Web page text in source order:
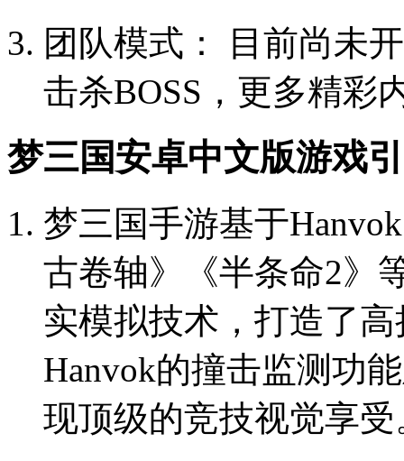
团队模式： 目前尚未
击杀BOSS，更多精彩
梦三国安卓中文版游戏
梦三国手游基于
古卷轴》《半条命2》
实模拟技术，打造了
Hanvok的撞击监测功
现顶级的竞技视觉享受